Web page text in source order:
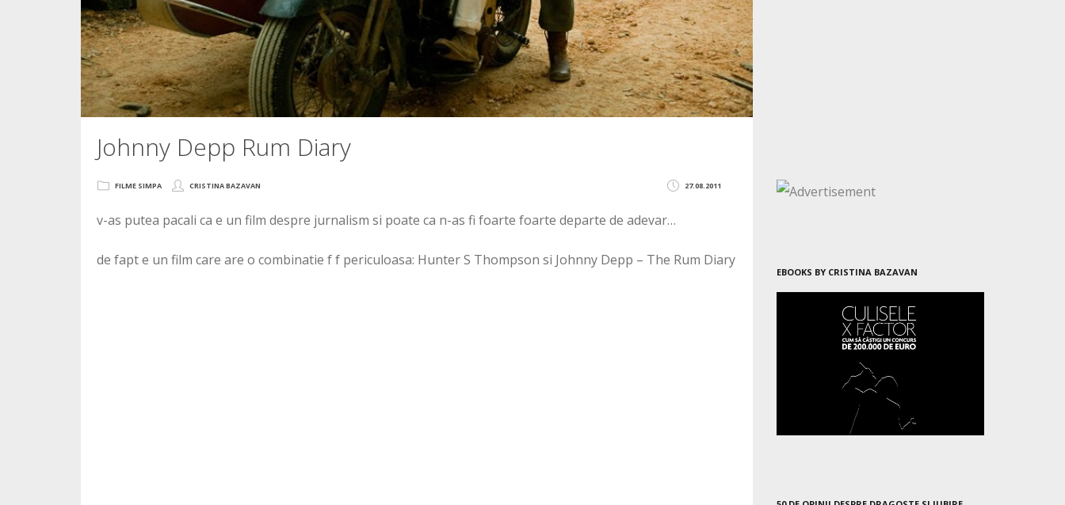
Johnny Depp Rum Diary
27.08.2011
FILME SIMPA CRISTINA BAZAVAN
v-as putea pacali ca e un film despre jurnalism si poate ca n-as fi foarte foarte departe de adevar…
de fapt e un film care are o combinatie f f periculoasa: Hunter S Thompson si Johnny Depp – The Rum Diary
EBOOKS BY CRISTINA BAZAVAN